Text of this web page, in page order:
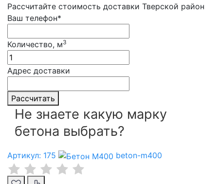
Рассчитайте стоимость доставки Тверской район
Ваш телефон*
Количество, м3
Адрес доставки
Рассчитать
Не знаете какую марку
бетона выбрать?
Артикул: 175 beton-m400